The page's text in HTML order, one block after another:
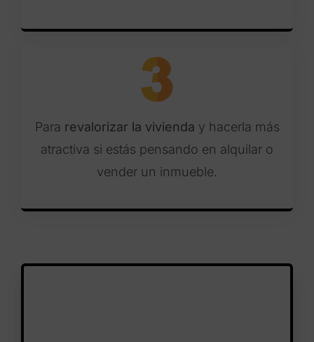
Para revalorizar la vivienda y hacerla más
atractiva si estás pensando en alquilar o
vender un inmueble.